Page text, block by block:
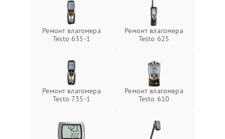
Ремонт влагомера
Testo 635-1
Ремонт влагомера
Testo 625
Ремонт влагомера
Testo 735-1
Ремонт влагомера
Testo 610